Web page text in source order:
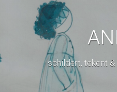
schildert, tekent